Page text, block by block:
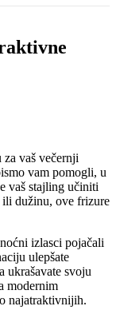
vaš večernji
vam pomogli, u
vaš stajling učiniti
dužinu, ove frizure
izlasci pojačali
ulepšate
ukrašavate svoju
modernim
najatraktivnijih.